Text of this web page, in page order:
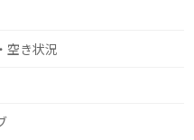
空き状況